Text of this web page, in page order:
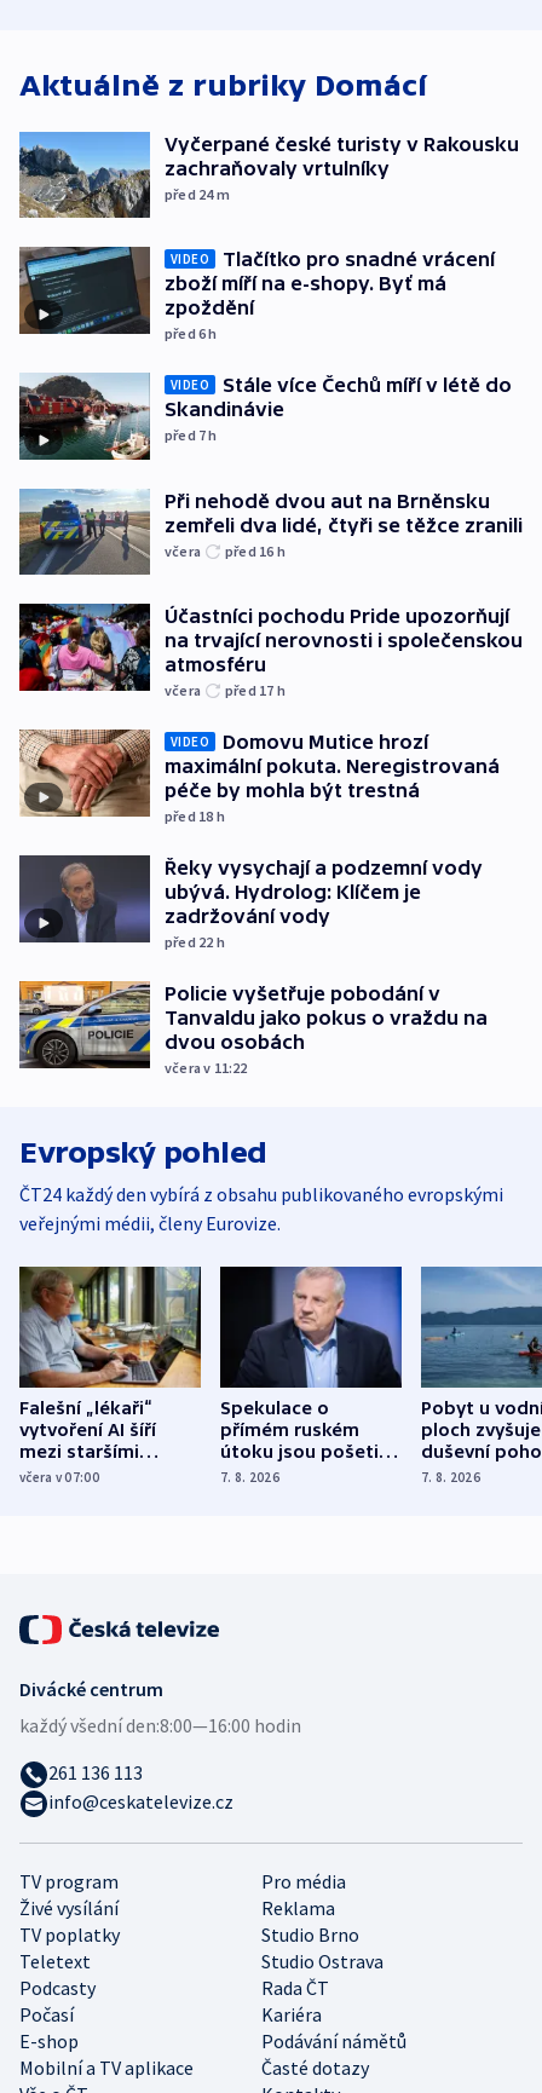
Aktuálně z rubriky Domácí
Vyčerpané české turisty v Rakousku
zachraňovaly vrtulníky
před 24m
VIDEO
Tlačítko pro snadné vrácení
zboží míří na e-shopy. Byť má
zpoždění
před 6h
VIDEO
Stále více Čechů míří v létě do
Skandinávie
před 7h
Při nehodě dvou aut na Brněnsku
zemřeli dva lidé, čtyři se těžce zranili
včera před 16 h
Účastníci pochodu Pride upozorňují
na trvající nerovnosti i společenskou
atmosféru
včera před 17 h
VIDEO
Domovu Mutice hrozí
maximální pokuta. Neregistrovaná
péče by mohla být trestná
před 18 h
Řeky vysychají a podzemní vody
ubývá. Hydrolog: Klíčem je
zadržování vody
před 22 h
Policie vyšetřuje pobodání v
Tanvaldu jako pokus o vraždu na
dvou osobách
včera v 11:22
Evropský pohled
ČT24 každý den vybírá z obsahu publikovaného evropskými
veřejnými médii, členy Eurovize.
Falešní „lékaři“
vytvoření AI šíří
mezi staršími
Poláky nebezpečné
včera v 07:00
Spekulace o
přímém ruském
útoku jsou pošetilé,
míní estonský
7. 8. 2026
Pobyt u
ploch zvyšuje
duševní
ukázala
7. 8. 2026
TV program
Pro média
Živé vysílání
Reklama
TV poplatky
Studio Brno
Teletext
Studio Ostrava
Podcasty
Rada ČT
Počasí
Kariéra
E-shop
Podávání námětů
Mobilní a TV aplikace
Časté dotazy
Divácké centrum
každý všední den:8:00—16:00 hodin
261 136 113
info@ceskatelevize.cz